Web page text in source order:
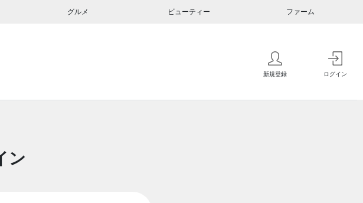
グルメ ビューティー ファーム
新規登録 ログイン
ン